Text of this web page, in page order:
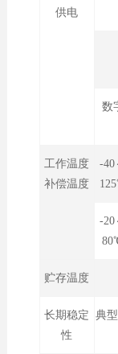
供电
数
工作温度
补偿温度
-40
-20
贮存温度
长期稳定
性
典